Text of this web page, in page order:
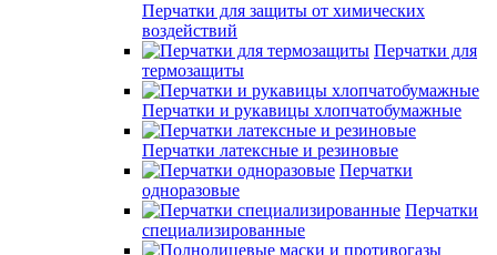
Перчатки для защиты от химических
воздействий
Перчатки для
термозащиты
Перчатки и рукавицы хлопчатобумажные
Перчатки латексные и резиновые
Перчатки
одноразовые
Перчатки
специализированные